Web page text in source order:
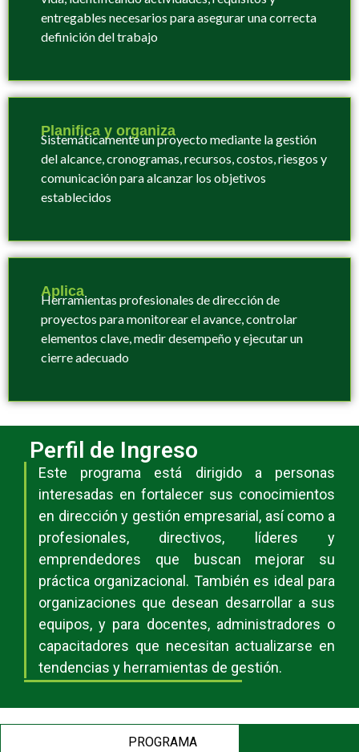
entregables necesarios para asegurar una correcta
definición del trabajo
Planifica y organiza
Sistemáticamente un proyecto mediante la gestión
del alcance, cronogramas, recursos, costos, riesgos y
comunicación para alcanzar los objetivos
establecidos
Aplica
Herramientas profesionales de dirección de
proyectos para monitorear el avance, controlar
elementos clave, medir desempeño y ejecutar un
cierre adecuado
Perfil de Ingreso
Este programa está dirigido a personas
interesadas en fortalecer sus conocimientos
en dirección y gestión empresarial, así como a
profesionales, directivos, líderes y
emprendedores que buscan mejorar su
práctica organizacional. También es ideal para
organizaciones que desean desarrollar a sus
equipos, y para docentes, administradores o
capacitadores que necesitan actualizarse en
tendencias y herramientas de gestión.
PROGRAMA